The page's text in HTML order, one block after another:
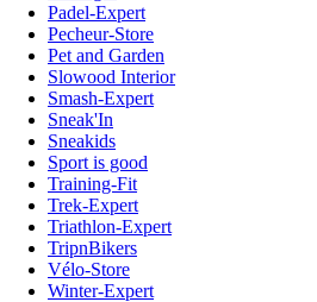
Padel-Expert
Pecheur-Store
Pet and Garden
Slowood Interior
Smash-Expert
Sneak'In
Sneakids
Sport is good
Training-Fit
Trek-Expert
Triathlon-Expert
TripnBikers
Vélo-Store
Winter-Expert